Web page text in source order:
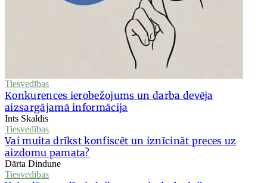
Tiesvedības
Konkurences ierobežojums un darba devēja
aizsargājamā informācija
Ints Skaldis
Tiesvedības
Vai muita drīkst konfiscēt un iznīcināt preces uz
aizdomu pamata?
Dārta Dindune
Tiesvedības